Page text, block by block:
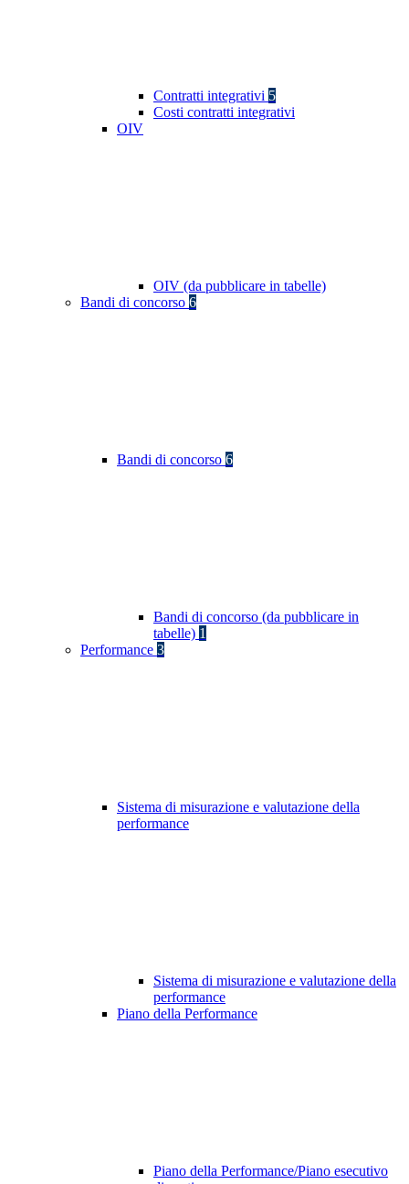
Contratti integrativi 5
Costi contratti integrativi
OIV
OIV (da pubblicare in tabelle)
Bandi di concorso 6
Bandi di concorso 6
Bandi di concorso (da pubblicare in
tabelle) 1
Performance 3
Sistema di misurazione e valutazione della
performance
Sistema di misurazione e valutazione della
performance
Piano della Performance
Piano della Performance/Piano esecutivo